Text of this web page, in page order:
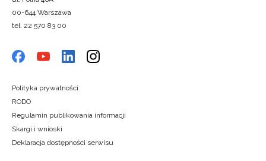
00-644 Warszawa
tel. 22 570 83 00
Polityka prywatności
RODO
Regulamin publikowania informacji
Skargi i wnioski
Deklaracja dostępności serwisu